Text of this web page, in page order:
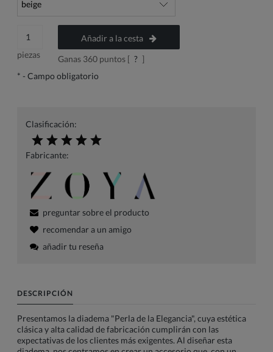
piezas
Añadir a la cesta
Ganas 360puntos [ ? ]
* - Campo obligatorio
Clasificación:
Fabricante:
preguntar sobre el producto
recomendar a un amigo
añadir tu reseña
DESCRIPCIÓN
Presentamos la diadema "Perla de la Elegancia", cuya estética
clásica y alta calidad de fabricación cumplirán con las
expectativas de los clientes más exigentes. Al diseñar esta